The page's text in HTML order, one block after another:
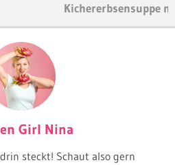
Kichererbsensuppe
Girl Nina
steckt! Schaut also gern